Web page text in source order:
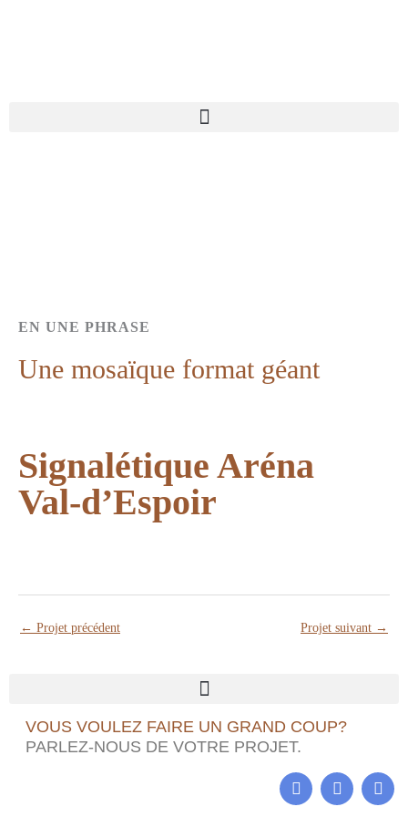
EN UNE PHRASE
Une mosaïque format géant
Signalétique Aréna
Val-d’Espoir
← Projet précédent Projet suivant →
VOUS VOULEZ FAIRE UN GRAND COUP?
PARLEZ-NOUS DE VOTRE PROJET.
B
e
F
a
I
n